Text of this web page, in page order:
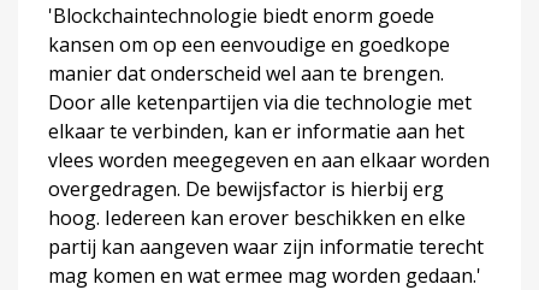
'Blockchaintechnologie biedt enorm goede
kansen om op een eenvoudige en goedkope
manier dat onderscheid wel aan te brengen.
Door alle ketenpartijen via die technologie met
elkaar te verbinden, kan er informatie aan het
vlees worden meegegeven en aan elkaar worden
overgedragen. De bewijsfactor is hierbij erg
hoog. Iedereen kan erover beschikken en elke
partij kan aangeven waar zijn informatie terecht
mag komen en wat ermee mag worden gedaan.'